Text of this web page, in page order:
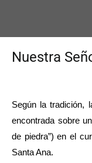
Nuestra
Según la tradición,
encontrada sobre
de piedra”) en el
Santa Ana.